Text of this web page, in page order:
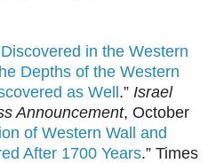
in the Western
Depths of the Western
as Well.” Israel
Announcement, October
of Western Wall and
After 1700 Years.” Times